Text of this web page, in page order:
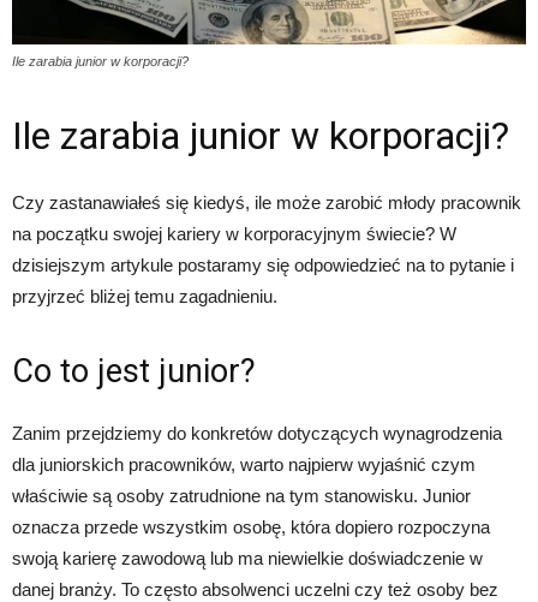
Ile zarabia junior w korporacji?
Ile zarabia junior w korporacji?
Czy zastanawiałeś się kiedyś, ile może zarobić młody pracownik
na początku swojej kariery w korporacyjnym świecie? W
dzisiejszym artykule postaramy się odpowiedzieć na to pytanie i
przyjrzeć bliżej temu zagadnieniu.
Co to jest junior?
Zanim przejdziemy do konkretów dotyczących wynagrodzenia
dla juniorskich pracowników, warto najpierw wyjaśnić czym
właściwie są osoby zatrudnione na tym stanowisku. Junior
oznacza przede wszystkim osobę, która dopiero rozpoczyna
swoją karierę zawodową lub ma niewielkie doświadczenie w
danej branży. To często absolwenci uczelni czy też osoby bez